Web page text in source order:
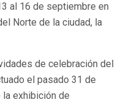
al 16 de septiembre en
Norte de la ciudad, la
de celebración del
el pasado 31 de
exhibición de